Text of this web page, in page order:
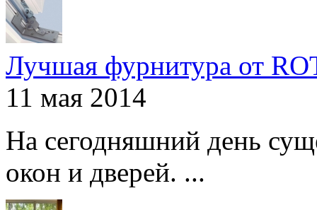
Лучшая фурнитура от
11 мая 2014
На сегодняшний день
окон и дверей. ...